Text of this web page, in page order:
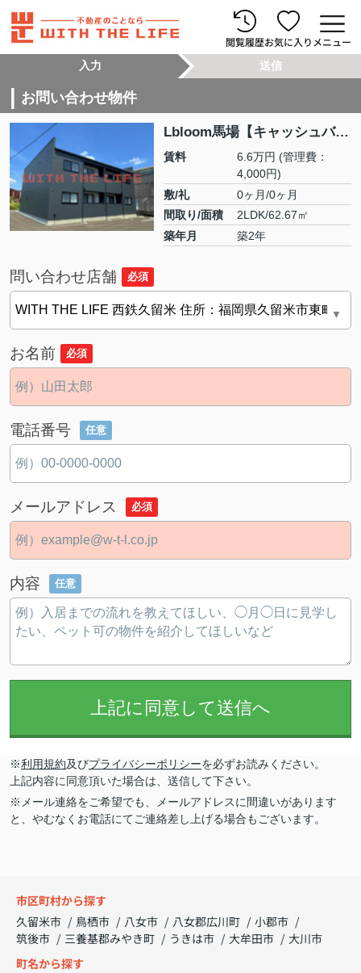
閲覧履歴お気に入り メニュー
入力 送信
お問い合わせ物件
Lbloom馬場【キャッシュバック対象物件】 A102号
賃料 6.6万円 (管理費：
4,000円)
敷/礼
0ヶ月/0ヶ月
間取り/面積
2LDK/62.67㎡
築年月
築2年
問い合わせ店舗 必須
お名前 必須
電話番号 任意
メールアドレス 必須
内容 任意
上記に同意して送信へ
※利用規約及びプライバシーポリシーを必ずお読みください。
上記内容に同意頂いた場合は、送信して下さい。
※メール連絡をご希望でも、メールアドレスに間違いがあります
と、やむなくお電話にてご連絡差し上げる場合もございます。
市区町村から探す
久留米市
鳥栖市 八女市 八女郡広川町
小郡市
筑後市
三養基郡みやき町 うきは市 大牟田市
大川市
町名から探す